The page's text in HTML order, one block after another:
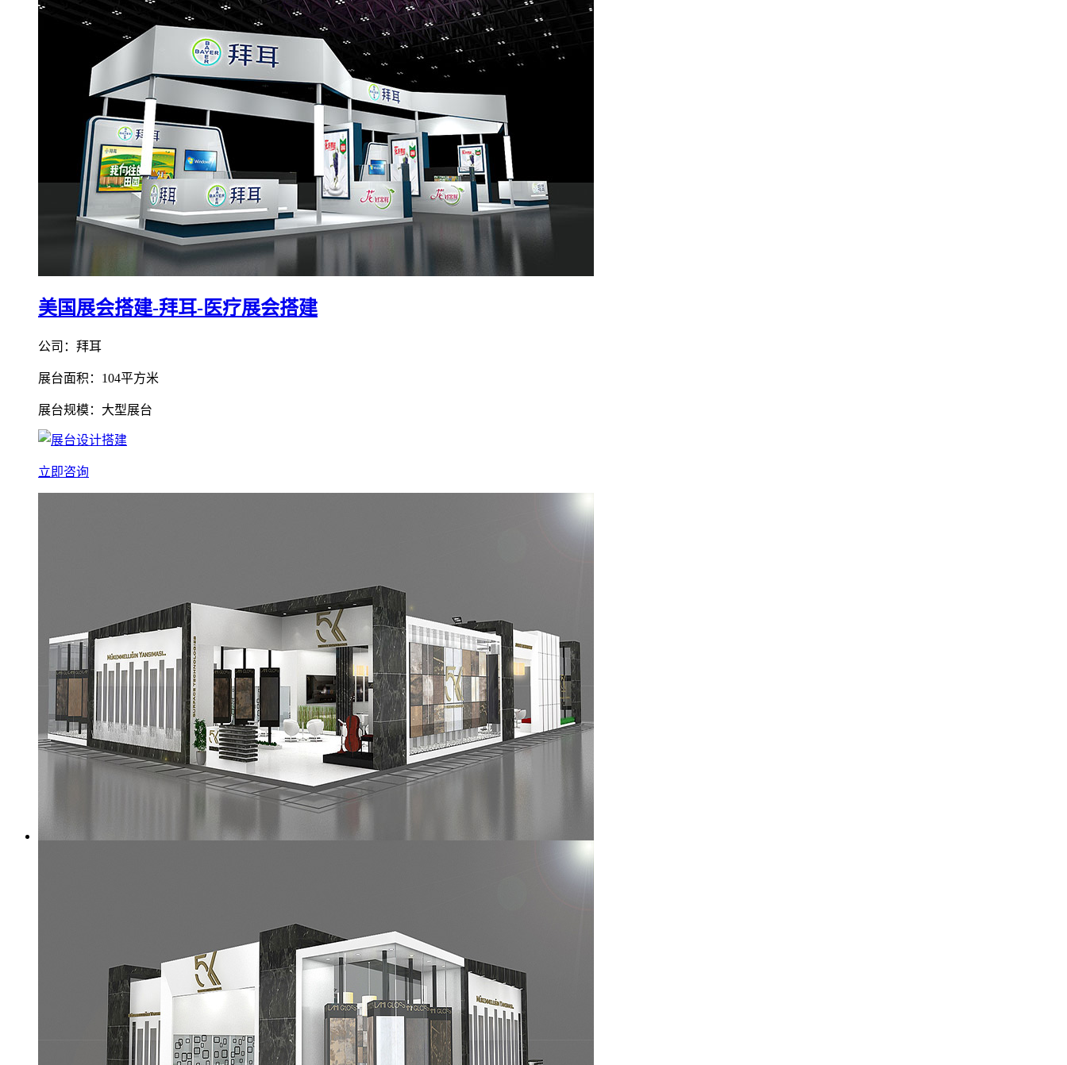
美国展会搭建-拜耳-医疗展会搭建
公司：拜耳
展台面积：104平方米
展台规模：大型展台
立即咨询